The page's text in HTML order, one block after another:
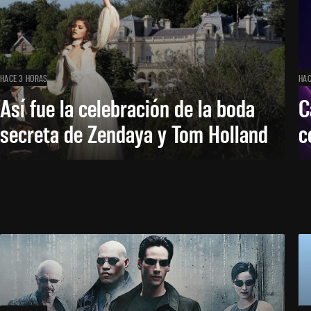
HACE 3 HORAS
Así fue la celebración de la boda
secreta de Zendaya y Tom Holland